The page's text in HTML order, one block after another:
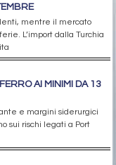
mentre il mercato
L’import dalla Turchia
AI MINIMI DA 13
e margini siderurgici
sui rischi legati a Port